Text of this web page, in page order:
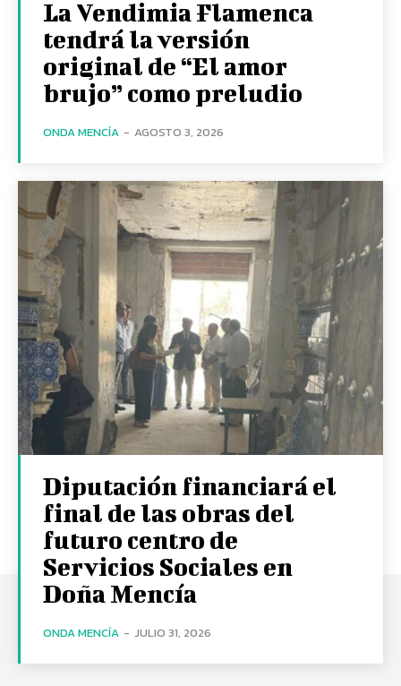
La Vendimia Flamenca
tendrá la versión
original de “El amor
brujo” como preludio
ONDA MENCÍA - AGOSTO 3, 2026
Diputación financiará el
final de las obras del
futuro centro de
Servicios Sociales en
Doña Mencía
ONDA MENCÍA - JULIO 31, 2026